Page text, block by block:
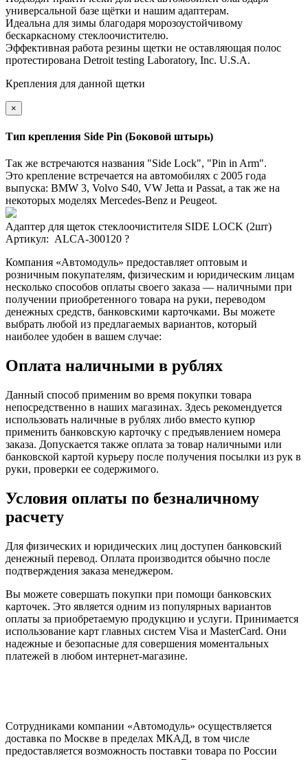
универсальной базе щётки и нашим адаптерам.
Идеальнa для зимы благодаря морозоустойчивому
бескаркасному стеклоочистителю.
Эффективная работа резины щетки не оставляющая полос
протестирована Detroit testing Laboratory, Inc. U.S.A.
Крепления для данной щетки
×
Тип крепления Side Pin (Боковой штырь)
Так же встречаются названия "Side Lock", "Pin in Arm".
Это крепление встречается на автомобилях с ‎‎2005 года
выпуска: BMW 3, Volvo S40, VW Jetta и Passat, а так же на
некоторых моделях ‎Mercedes-Benz и Peugeot.
Адаптер для щеток стеклоочистителя SIDE LOCK (2шт)
Артикул: ALCA-300120 ?
Компания «Автомодуль» предоставляет оптовым и
розничным покупателям, физическим и юридическим лицам
несколько способов оплаты своего заказа — наличными при
получении приобретенного товара на руки, переводом
денежных средств, банковскими карточками. Вы можете
выбрать любой из предлагаемых вариантов, который
наиболее удобен в вашем случае:
Оплата наличными в рублях
Данный способ применим во время покупки товара
непосредственно в наших магазинах. Здесь рекомендуется
использовать наличные в рублях либо вместо купюр
применить банковскую карточку с предъявлением номера
заказа. Допускается также оплата за товар наличными или
банковской картой курьеру после получения посылки из рук в
руки, проверки ее содержимого.
Условия оплаты по безналичному
расчету
Для физических и юридических лиц доступен банковский
денежный перевод. Оплата производится обычно после
подтверждения заказа менеджером.
Вы можете совершать покупки при помощи банковских
карточек. Это является одним из популярных вариантов
оплаты за приобретаемую продукцию и услуги. Принимается
использование карт главных систем Visa и MasterCard. Они
надежные и безопасные для совершения моментальных
платежей в любом интернет-магазине.
Сотрудниками компании «Автомодуль» осуществляется
доставка по Москве в пределах МКАД, в том числе
предоставляется возможность поставки товара по России